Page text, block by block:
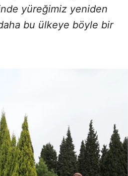
yüreğimiz yeniden
bu ülkeye böyle bir